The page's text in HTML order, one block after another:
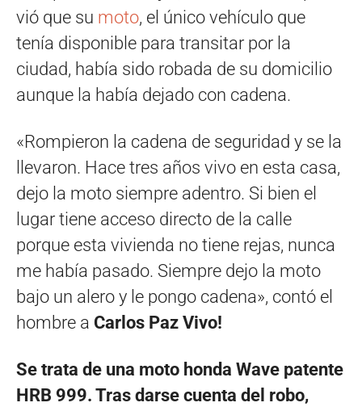
vió que su moto, el único vehículo que
tenía disponible para transitar por la
ciudad, había sido robada de su domicilio
aunque la había dejado con cadena.
«Rompieron la cadena de seguridad y se la
llevaron. Hace tres años vivo en esta casa,
dejo la moto siempre adentro. Si bien el
lugar tiene acceso directo de la calle
porque esta vivienda no tiene rejas, nunca
me había pasado. Siempre dejo la moto
bajo un alero y le pongo cadena», contó el
hombre a Carlos Paz Vivo!
Se trata de una moto honda Wave patente
HRB 999. Tras darse cuenta del robo,